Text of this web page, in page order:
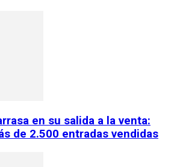
en su salida a la venta:
de 2.500 entradas vendidas